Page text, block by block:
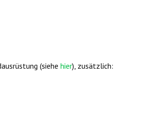
(siehe hier), zusätzlich: